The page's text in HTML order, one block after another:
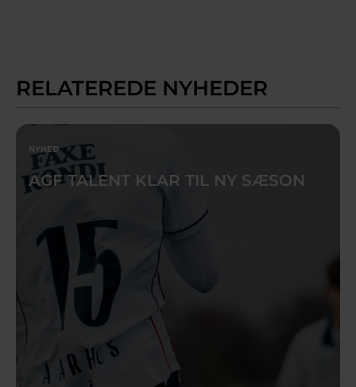
RELATEREDE NYHEDER
NYHED
AGF TALENT KLAR TIL NY SÆSON